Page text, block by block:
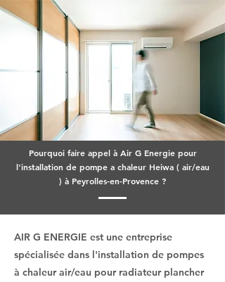
Pourquoi faire appel à Air G Energie pour
l'installation de pompe a chaleur Heiwa ( air/eau
) à Peyrolles-en-Provence ?
AIR G ENERGIE est une entreprise
spécialisée dans l'installation de pompes
à chaleur air/eau pour radiateur plancher